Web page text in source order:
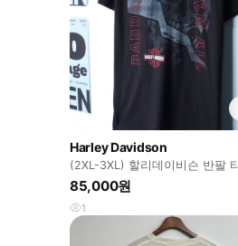
Harley Davidson
(2XL-3XL) 할리데이비슨 반팔
USA 빅사이즈-H36564
85,000원
1